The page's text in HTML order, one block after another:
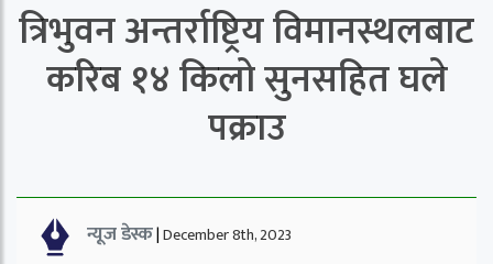
त्रिभुवन अन्तर्राष्ट्रिय विमानस्थलबाट
करिब १४ किलो सुनसहित घले
पक्राउ
न्यूज डेस्क|December 8th, 2023